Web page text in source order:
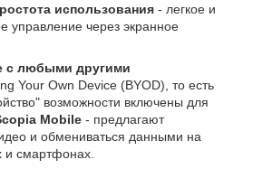
использования - легкое и
управление через экранное
с любыми другими
Your Own Device (BYOD), то есть
возможности включены для
Mobile - предлагают
и обмениваться данными на
​​смартфонах.